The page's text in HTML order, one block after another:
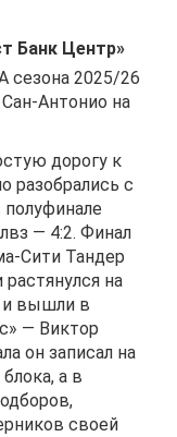
сезона 2025/26
Антонио на
дорогу к
разобрались с
— 4:2. Финал
Сити Тандер
на
и вышли в
— Виктор
он записал на
а в
своей
Банк Центр»